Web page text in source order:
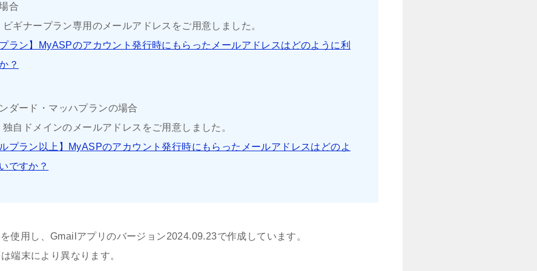
合
ギナープラン専用のメールアドレスをご用意しました。
プラン】MyASPのアカウント発行時にもらったメールアドレスはどのように利
？
ダード・マッハプランの場合
自ドメインのメールアドレスをご用意しました。
ルプラン以上】MyASPのアカウント発行時にもらったメールアドレスはどのよ
ですか？
使用し、Gmailアプリのバージョン2024.09.23で作成しています。
端末により異なります。